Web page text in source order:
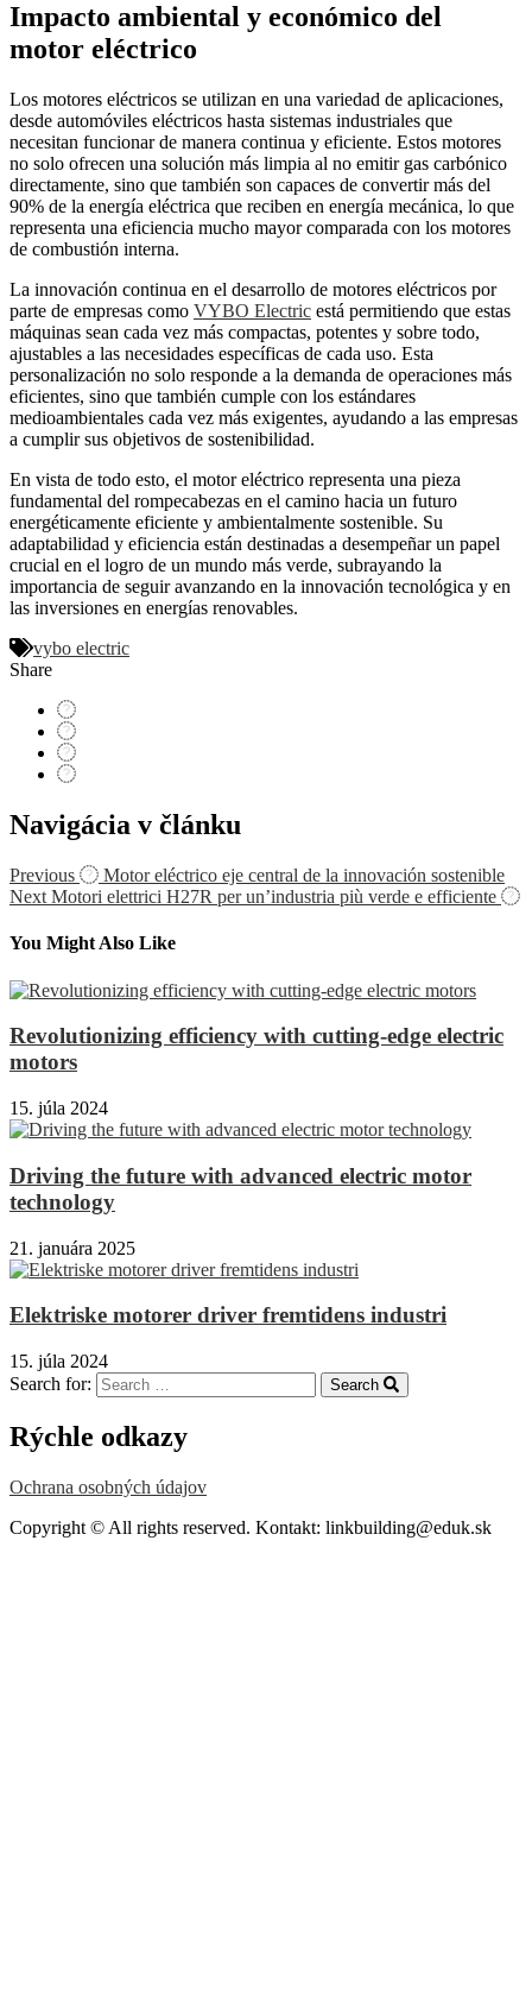
Impacto ambiental y económico del
motor eléctrico
Los motores eléctricos se utilizan en una variedad de aplicaciones,
desde automóviles eléctricos hasta sistemas industriales que
necesitan funcionar de manera continua y eficiente. Estos motores
no solo ofrecen una solución más limpia al no emitir gas carbónico
directamente, sino que también son capaces de convertir más del
90% de la energía eléctrica que reciben en energía mecánica, lo que
representa una eficiencia mucho mayor comparada con los motores
de combustión interna.
La innovación continua en el desarrollo de motores eléctricos por
parte de empresas como VYBO Electric está permitiendo que estas
máquinas sean cada vez más compactas, potentes y sobre todo,
ajustables a las necesidades específicas de cada uso. Esta
personalización no solo responde a la demanda de operaciones más
eficientes, sino que también cumple con los estándares
medioambientales cada vez más exigentes, ayudando a las empresas
a cumplir sus objetivos de sostenibilidad.
En vista de todo esto, el motor eléctrico representa una pieza
fundamental del rompecabezas en el camino hacia un futuro
energéticamente eficiente y ambientalmente sostenible. Su
adaptabilidad y eficiencia están destinadas a desempeñar un papel
crucial en el logro de un mundo más verde, subrayando la
importancia de seguir avanzando en la innovación tecnológica y en
las inversiones en energías renovables.
vybo electric
Share
Navigácia v článku
Previous
Motor eléctrico eje central de la innovación sostenible
Next Motori elettrici H27R per un’industria più verde e efficiente
You Might Also Like
Revolutionizing efficiency with cutting-edge electric
motors
15. júla 2024
Driving the future with advanced electric motor
technology
21. januára 2025
Elektriske motorer driver fremtidens industri
15. júla 2024
Search for:
Search
Rýchle odkazy
Ochrana osobných údajov
Copyright © All rights reserved. Kontakt: linkbuilding@eduk.sk